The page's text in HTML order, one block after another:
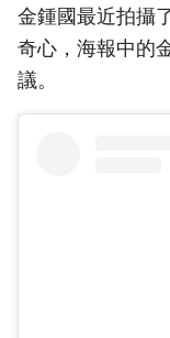
金鍾國最近拍攝
奇心，海報中的
議。